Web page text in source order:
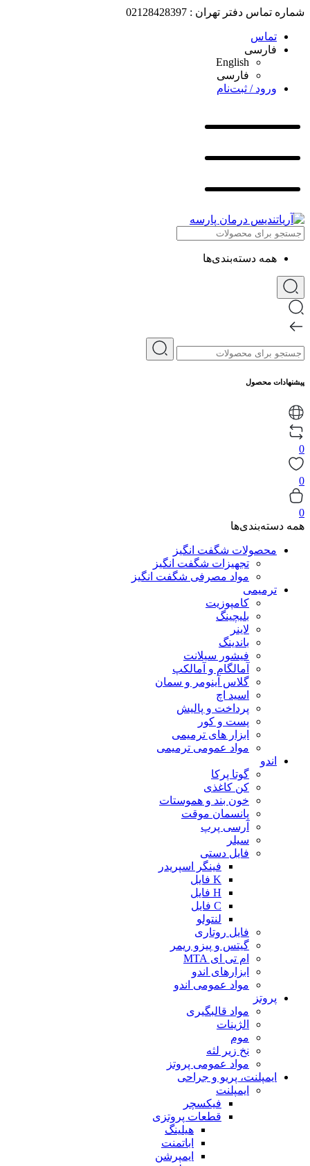
شماره تماس دفتر تهران : 02128428397
تماس
فارسی
English
فارسی
ورود / ثبت‌نام
همه دسته‌بندی‌ها
پیشنهادات محصول
0
0
0
همه دسته‌بندی‌ها
محصولات شگفت انگیز
تجهیزات شگفت انگیز
مواد مصرفی شگفت انگیز
ترمیمی
کامپوزیت
بلیچینگ
لاینر
باندینگ
فیشور سیلانت
آمالگام و آمالکپ
گلاس آینومر و سمان
اسید اچ
پرداخت و پالیش
پست و کور
ابزار های ترمیمی
مواد عمومی ترمیمی
اندو
گوتا پرکا
کن کاغذی
خون بند و هموستات
پانسمان موقت
آرسی پرپ
سیلر
فایل دستی
فینگر اسپریدر
K فایل
H فایل
C فایل
لنتولو
فایل روتاری
گیتس و پیزو ریمر
ام تی ای MTA
ابزارهای اندو
مواد عمومی اندو
پروتز
مواد قالبگیری
الژینات
موم
نخ زیر لثه
مواد عمومی پروتز
ایمپلنت، پریو و جراحی
ایمپلنت
فیکسچر
قطعات پروتزی
هیلینگ
اباتمنت
ایمپرشن